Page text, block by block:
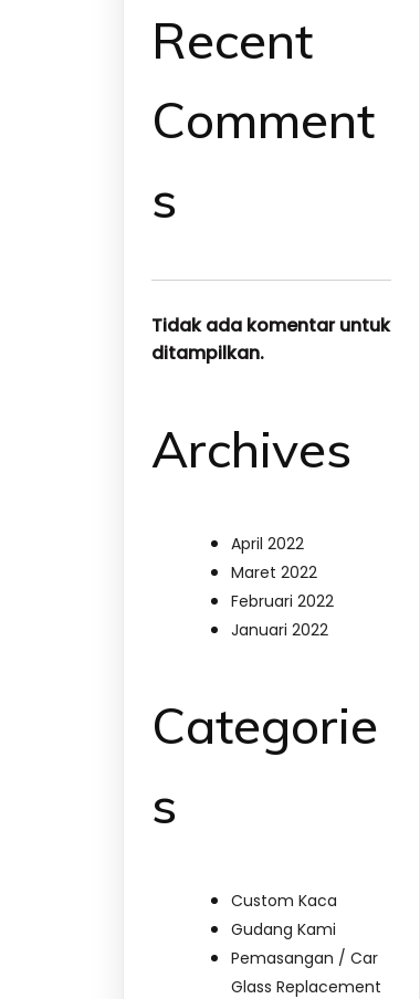
Recent
Comment
s
Tidak ada komentar untuk
ditampilkan.
Archives
April 2022
Maret 2022
Februari 2022
Januari 2022
Categorie
s
Custom Kaca
Gudang Kami
Pemasangan / Car
Glass Replacement